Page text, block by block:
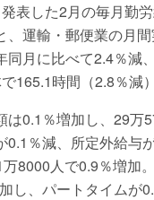
表した2月の毎月勤
、運輸・郵便業の月間
同月に比べて2.4％減
165.1時間（2.8％減
は0.1％増加し、29万
％減、所定外給与
8000人で0.9％増加
し、パートタイムが